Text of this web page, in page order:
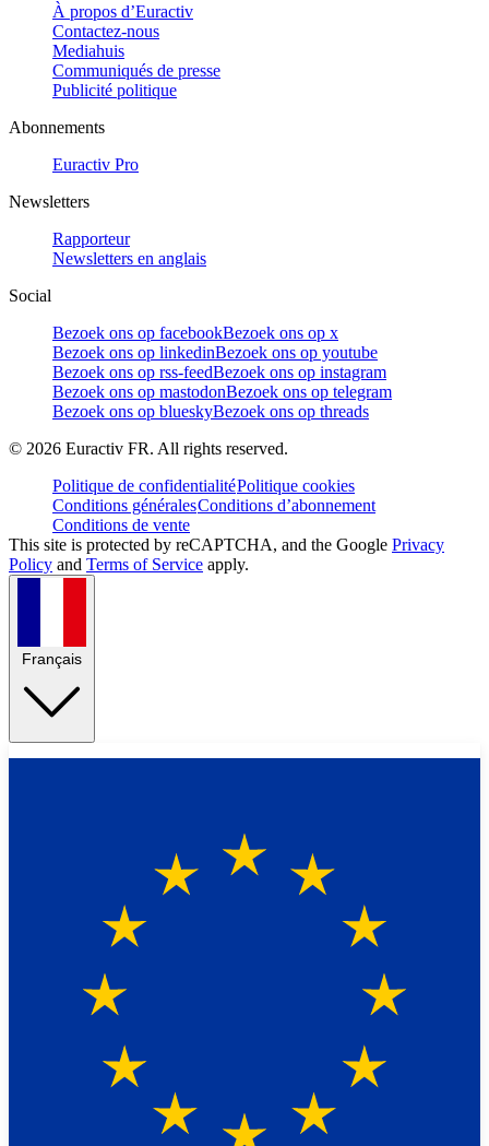
À propos d’Euractiv
Contactez-nous
Mediahuis
Communiqués de presse
Publicité politique
Abonnements
Euractiv Pro
Newsletters
Rapporteur
Newsletters en anglais
Social
Bezoek ons op facebookBezoek ons op x
Bezoek ons op linkedinBezoek ons op youtube
Bezoek ons op rss-feedBezoek ons op instagram
Bezoek ons op mastodonBezoek ons op telegram
Bezoek ons op blueskyBezoek ons op threads
© 2026 Euractiv FR. All rights reserved.
Politique de confidentialitéPolitique cookies
Conditions généralesConditions d’abonnement
Conditions de vente
This site is protected by reCAPTCHA, and the Google Privacy
Policy and Terms of Service apply.
Français